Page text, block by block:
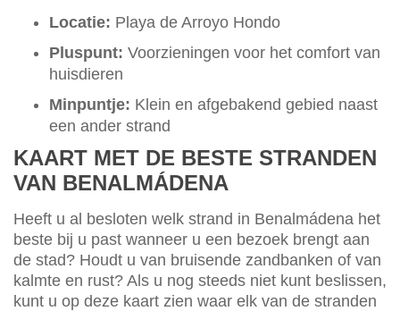
Locatie: Playa de Arroyo Hondo
Pluspunt: Voorzieningen voor het comfort van
huisdieren
Minpuntje: Klein en afgebakend gebied naast
een ander strand
KAART MET DE BESTE STRANDEN
VAN BENALMÁDENA
Heeft u al besloten welk strand in Benalmádena het
beste bij u past wanneer u een bezoek brengt aan
de stad? Houdt u van bruisende zandbanken of van
kalmte en rust? Als u nog steeds niet kunt beslissen,
kunt u op deze kaart zien waar elk van de stranden